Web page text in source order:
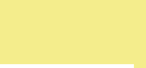
av. du Chateau d'eau - 31300 Toulouse